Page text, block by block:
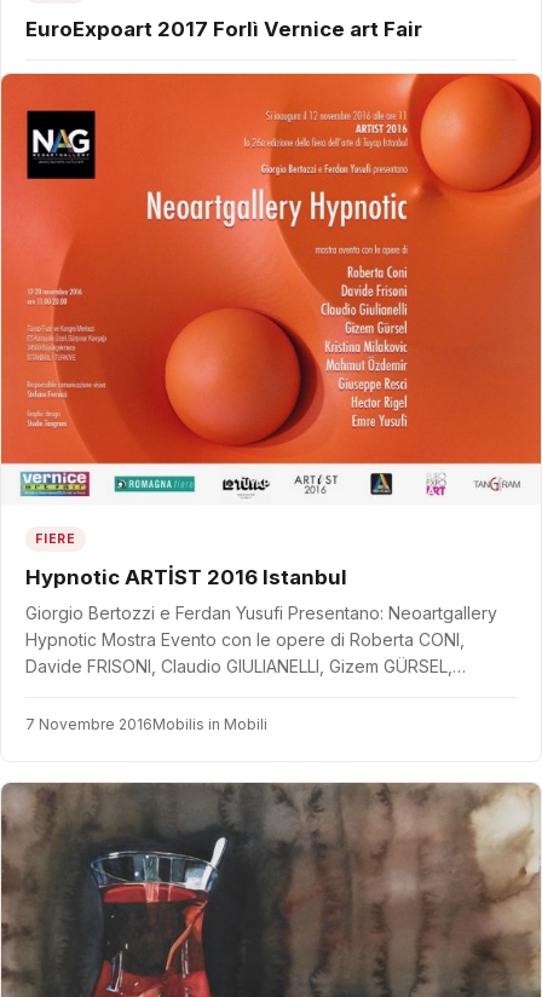
EuroExpoart 2017 Forlì Vernice art Fair
FIERE
Hypnotic ARTİST 2016 Istanbul
Giorgio Bertozzi e Ferdan Yusufi Presentano: Neoartgallery
Hypnotic Mostra Evento con le opere di Roberta CONI,
Davide FRISONI, Claudio GIULIANELLI, Gizem GÜRSEL,…
7 Novembre 2016Mobilis in Mobili